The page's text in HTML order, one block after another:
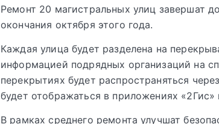
Ремонт 20 магистральных улиц завершат
окончания октября этого года.
Каждая улица будет разделена на
информацией подрядных организаций на
перекрытиях будет распространяться
будет отображаться в приложениях
В рамках среднего ремонта улучшат